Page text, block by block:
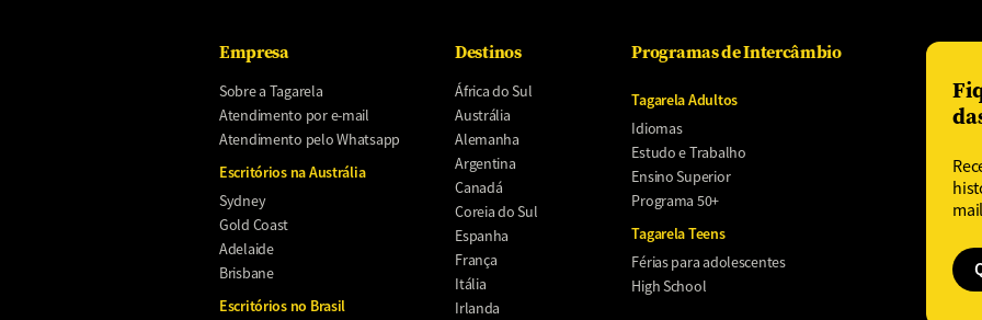
Empresa
Sobre a Tagarela
Atendimento por e-mail
Atendimento pelo Whatsapp
Escritórios na Austrália
Sydney
Gold Coast
Adelaide
Brisbane
Escritórios no Brasil
Destinos
África do Sul
Austrália
Alemanha
Argentina
Canadá
Coreia do Sul
Espanha
França
Itália
Irlanda
Programas de Intercâmbio
Tagarela Adultos
Idiomas
Estudo e Trabalho
Ensino Superior
Programa 50+
Tagarela Teens
Férias para adolescentes
High School